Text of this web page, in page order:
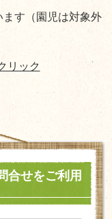
す（園児は対象外
リック
合せをご利用